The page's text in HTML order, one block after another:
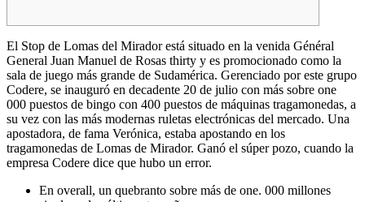
El Stop de Lomas del Mirador está situado en la venida Général
General Juan Manuel de Rosas thirty y es promocionado como la
sala de juego más grande de Sudamérica. Gerenciado por este grupo
Codere, se inauguró en decadente 20 de julio con más sobre one
000 puestos de bingo con 400 puestos de máquinas tragamonedas, a
su vez con las más modernas ruletas electrónicas del mercado. Una
apostadora, de fama Verónica, estaba apostando en los
tragamonedas de Lomas de Mirador. Ganó el súper pozo, cuando la
empresa Codere dice que hubo un error.
En overall, un quebranto sobre más de one. 000 millones